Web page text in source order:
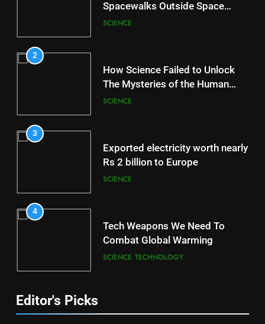
Spacewalks Outside Space
Station
SCIENCE
2
How Science Failed to Unlock
The Mysteries of the Human
Brain
SCIENCE
3
Exported electricity worth nearly
Rs 2 billion to Europe
SCIENCE
4
Tech Weapons We Need To
Combat Global Warming
SCIENCE TECHNOLOGY
Editor's Picks